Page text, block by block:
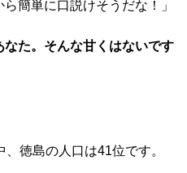
簡単に口説けそうだな！」
た。そんな甘くはないです
徳島の人口は41位です。